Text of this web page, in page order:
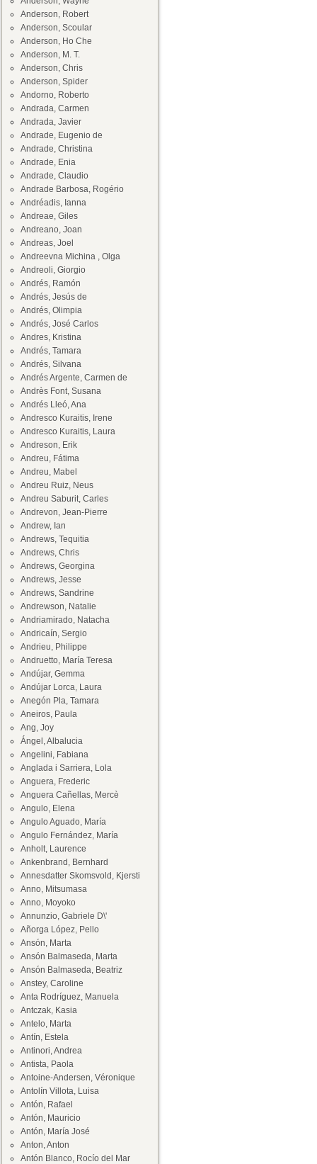
Anderson, Robert
Anderson, Scoular
Anderson, Ho Che
Anderson, M. T.
Anderson, Chris
Anderson, Spider
Andorno, Roberto
Andrada, Carmen
Andrada, Javier
Andrade, Eugenio de
Andrade, Christina
Andrade, Enia
Andrade, Claudio
Andrade Barbosa, Rogério
Andréadis, Ianna
Andreae, Giles
Andreano, Joan
Andreas, Joel
Andreevna Michina , Olga
Andreoli, Giorgio
Andrés, Ramón
Andrés, Jesús de
Andrés, Olimpia
Andrés, José Carlos
Andres, Kristina
Andrés, Tamara
Andrés, Silvana
Andrés Argente, Carmen de
Andrès Font, Susana
Andrés Lleó, Ana
Andresco Kuraitis, Irene
Andresco Kuraitis, Laura
Andreson, Erik
Andreu, Fátima
Andreu, Mabel
Andreu Ruiz, Neus
Andreu Saburit, Carles
Andrevon, Jean-Pierre
Andrew, Ian
Andrews, Tequitia
Andrews, Chris
Andrews, Georgina
Andrews, Jesse
Andrews, Sandrine
Andrewson, Natalie
Andriamirado, Natacha
Andricaín, Sergio
Andrieu, Philippe
Andruetto, María Teresa
Andújar, Gemma
Andújar Lorca, Laura
Anegón Pla, Tamara
Aneiros, Paula
Ang, Joy
Ángel, Albalucia
Angelini, Fabiana
Anglada i Sarriera, Lola
Anguera, Frederic
Anguera Cañellas, Mercè
Angulo, Elena
Angulo Aguado, María
Angulo Fernández, María
Anholt, Laurence
Ankenbrand, Bernhard
Annesdatter Skomsvold, Kjersti
Anno, Mitsumasa
Anno, Moyoko
Annunzio, Gabriele D\'
Añorga López, Pello
Ansón, Marta
Ansón Balmaseda, Marta
Ansón Balmaseda, Beatriz
Anstey, Caroline
Anta Rodríguez, Manuela
Antczak, Kasia
Antelo, Marta
Antín, Estela
Antinori, Andrea
Antista, Paola
Antoine-Andersen, Véronique
Antolín Villota, Luisa
Antón, Rafael
Antón, Mauricio
Antón, María José
Anton, Anton
Antón Blanco, Rocío del Mar